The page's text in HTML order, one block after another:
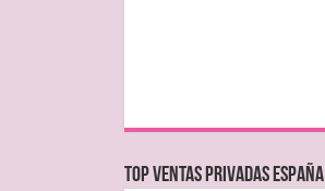
TOP VENTAS PRIVADAS ESPAÑA